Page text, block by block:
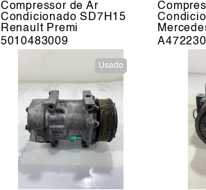
Compressor de Ar
Condicionado SD7H15
Renault Premi
5010483009
Usado